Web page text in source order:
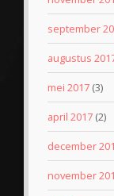
september
augustus
mei 2017 (3)
april 2017 (2)
december
november